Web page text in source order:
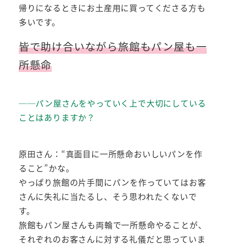
帰りになるときにお土産用に買ってくださる方も
多いです。
皆で助け合いながら旅館もパン屋も一
所懸命
──パン屋さんをやっていく上で大切にしている
ことはありますか？
原田さん：“真面目に一所懸命おいしいパンを作
ること”かな。
やっぱり旅館の片手間にパンを作っていてはお客
さんに失礼に当たるし、そう思われたくないで
す。
旅館もパン屋さんも両輪で一所懸命やることが、
それぞれのお客さんに対する礼儀だと思っていま